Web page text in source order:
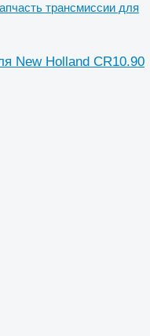
трансмиссии для
New Holland CR10.90